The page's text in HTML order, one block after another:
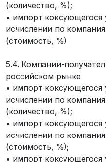
(количество, %);
• импорт коксующегося
исчислении по
(стоимость, %)
5.4. Компании-
российском рынке
• импорт коксующегося
исчислении по
(количество, %);
• импорт коксующегося
исчислении по
(стоимость, %);
• импорт коксующегося